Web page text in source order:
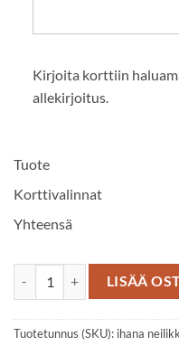
Kirjoita korttiin
allekirjoitus.
Tuote
Korttivalinnat
Yhteensä
Ihana neilikkakimppu määrä
LISÄÄ
Tuotetunnus (SKU): ihana